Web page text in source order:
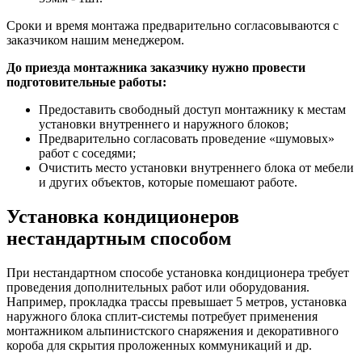
Сроки и время монтажа предварительно согласовываются с
заказчиком нашим менеджером.
До приезда монтажника заказчику нужно провести
подготовительные работы:
Предоставить свободный доступ монтажнику к местам
установки внутреннего и наружного блоков;
Предварительно согласовать проведение «шумовых»
работ с соседями;
Очистить место установки внутреннего блока от мебели
и других объектов, которые помешают работе.
Установка кондиционеров
нестандартным способом
При нестандартном способе установка кондиционера требует
проведения дополнительных работ или оборудования.
Например, прокладка трассы превышает 5 метров, установка
наружного блока сплит-системы потребует применения
монтажником альпинистского снаряжения и декоративного
короба для скрытия проложенных коммуникаций и др.